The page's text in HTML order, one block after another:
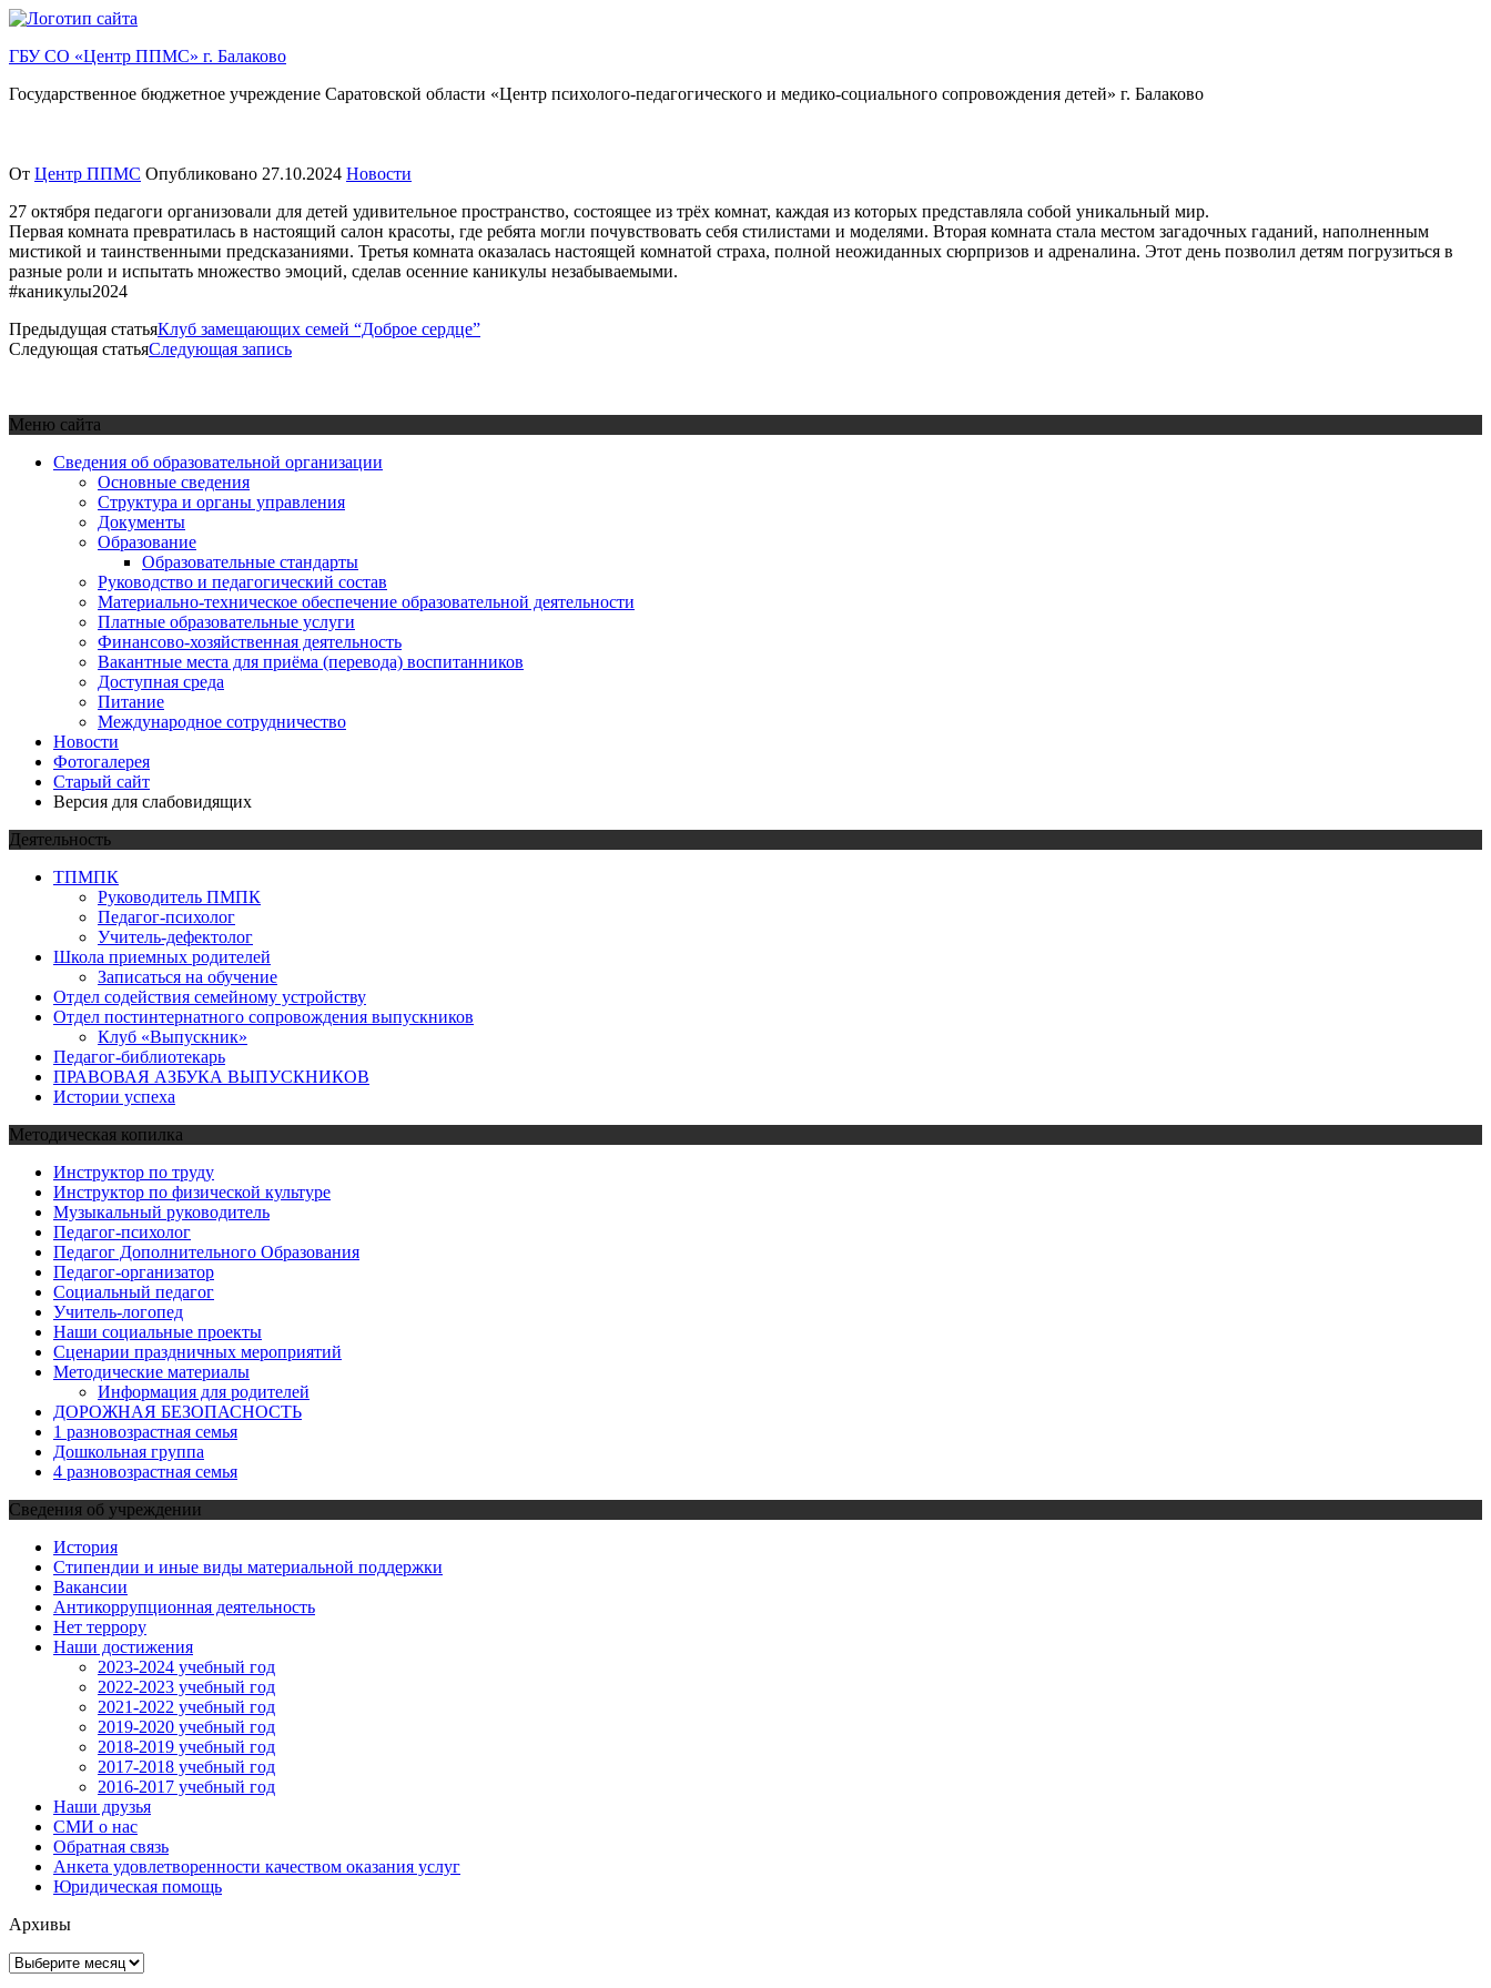
Перейти
содержимому
ГБУ СО «Центр ППМС» г. Балаково
Государственное бюджетное учреждение Саратовской области «Центр психолого-педагогического и медико-социального сопровождения детей» г. Балаково
От Центр ППМС Опубликовано 27.10.2024 Новости
27 октября педагоги организовали для детей удивительное пространство, состоящее из трёх комнат, каждая из которых представляла собой уникальный мир.
Первая комната превратилась в настоящий салон красоты, где ребята могли почувствовать себя стилистами и моделями. Вторая комната стала местом загадочных гаданий, наполненным
мистикой и таинственными предсказаниями. Третья комната оказалась настоящей комнатой страха, полной неожиданных сюрпризов и адреналина. Этот день позволил детям погрузиться в
разные роли и испытать множество эмоций, сделав осенние каникулы незабываемыми.
#каникулы2024
Предыдущая статьяКлуб замещающих семей “Доброе сердце”
Следующая статьяСледующая запись
Меню сайта
Сведения об образовательной организации
Основные сведения
Структура и органы управления
Документы
Образование
Образовательные стандарты
Руководство и педагогический состав
Материально-техническое обеспечение образовательной деятельности
Платные образовательные услуги
Финансово-хозяйственная деятельность
Вакантные места для приёма (перевода) воспитанников
Доступная среда
Питание
Международное сотрудничество
Новости
Фотогалерея
Старый сайт
Версия для слабовидящих
Деятельность
ТПМПК
Руководитель ПМПК
Педагог-психолог
Учитель-дефектолог
Школа приемных родителей
Записаться на обучение
Отдел содействия семейному устройству
Отдел постинтернатного сопровождения выпускников
Клуб «Выпускник»
Педагог-библиотекарь
ПРАВОВАЯ АЗБУКА ВЫПУСКНИКОВ
Истории успеха
Методическая копилка
Инструктор по труду
Инструктор по физической культуре
Музыкальный руководитель
Педагог-психолог
Педагог Дополнительного Образования
Педагог-организатор
Социальный педагог
Учитель-логопед
Наши социальные проекты
Сценарии праздничных мероприятий
Методические материалы
Информация для родителей
ДОРОЖНАЯ БЕЗОПАСНОСТЬ
1 разновозрастная семья
Дошкольная группа
4 разновозрастная семья
Сведения об учреждении
История
Стипендии и иные виды материальной поддержки
Вакансии
Антикоррупционная деятельность
Нет террору
Наши достижения
2023-2024 учебный год
2022-2023 учебный год
2021-2022 учебный год
2019-2020 учебный год
2018-2019 учебный год
2017-2018 учебный год
2016-2017 учебный год
Наши друзья
СМИ о нас
Обратная связь
Анкета удовлетворенности качеством оказания услуг
Юридическая помощь
Архивы
Архивы